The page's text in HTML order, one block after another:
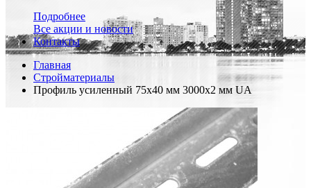
Подробнее
Все акции и новости
Контакты
Главная
Стройматериалы
Профиль усиленный 75х40 мм 3000х2 мм UA